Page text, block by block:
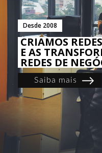
Desde 2008
CRIAMOS
E AS
REDES DE
Saiba mais